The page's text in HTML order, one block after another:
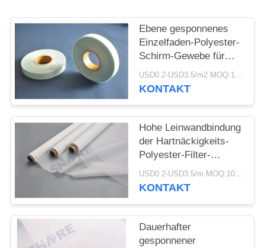
SITEMAP
PRIVACY
POLICY
Ebene gesponnenes
Einzelfaden-Polyester-
Schirm-Gewebe für
das Sieben von
Partikeln in der
USD0.2-USD3.5/m2 MOQ:100meters
KONTAKT
Hohe Leinwandbindung
der Hartnäckigkeits-
Polyester-Filter-
Maschen-DPP10T-250
für flüssige Filtration
USD0.2-USD3.5/m MOQ:100m
KONTAKT
Dauerhafter
gesponnener